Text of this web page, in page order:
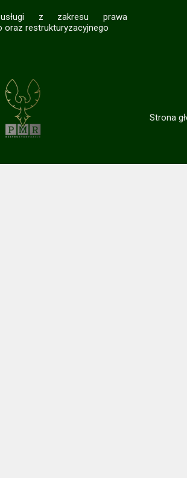
Strona
usługi z zakresu prawa
oraz restrukturyzacyjnego